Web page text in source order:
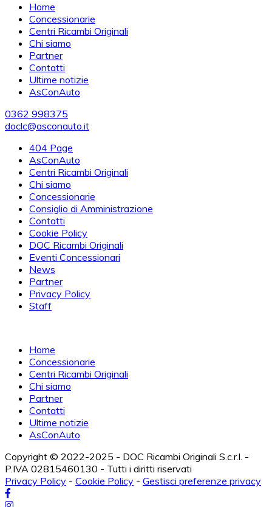
Home
Concessionarie
Centri Ricambi Originali
Chi siamo
Partner
Contatti
Ultime notizie
AsConAuto
0362 998375
doclc@asconauto.it
404 Page
AsConAuto
Centri Ricambi Originali
Chi siamo
Concessionarie
Consiglio di Amministrazione
Contatti
Cookie Policy
DOC Ricambi Originali
Eventi Concessionari
News
Partner
Privacy Policy
Staff
Home
Concessionarie
Centri Ricambi Originali
Chi siamo
Partner
Contatti
Ultime notizie
AsConAuto
Copyright © 2022-2025 - DOC Ricambi Originali S.c.r.l. -
P.IVA 02815460130 - Tutti i diritti riservati
Privacy Policy - Cookie Policy - Gestisci preferenze privacy